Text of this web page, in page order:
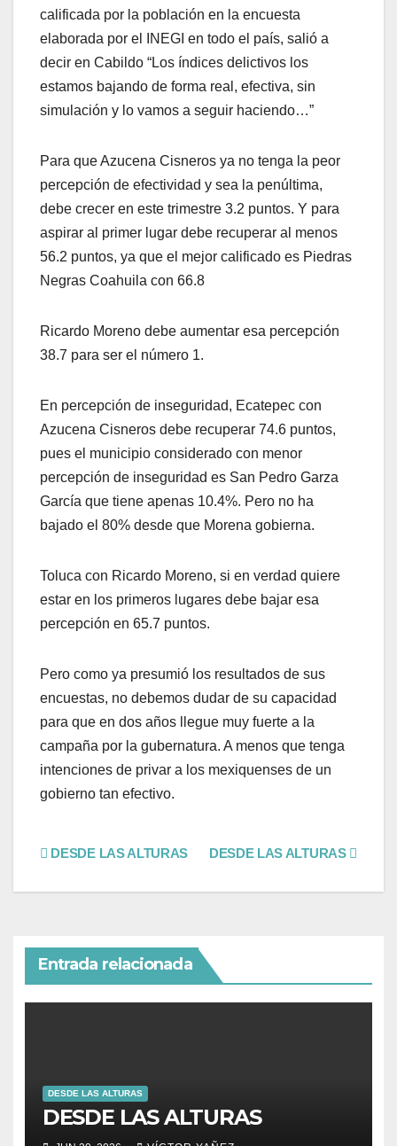
calificada por la población en la encuesta
elaborada por el INEGI en todo el país, salió a
decir en Cabildo “Los índices delictivos los
estamos bajando de forma real, efectiva, sin
simulación y lo vamos a seguir haciendo…”
Para que Azucena Cisneros ya no tenga la peor
percepción de efectividad y sea la penúltima,
debe crecer en este trimestre 3.2 puntos. Y para
aspirar al primer lugar debe recuperar al menos
56.2 puntos, ya que el mejor calificado es Piedras
Negras Coahuila con 66.8
Ricardo Moreno debe aumentar esa percepción
38.7 para ser el número 1.
En percepción de inseguridad, Ecatepec con
Azucena Cisneros debe recuperar 74.6 puntos,
pues el municipio considerado con menor
percepción de inseguridad es San Pedro Garza
García que tiene apenas 10.4%. Pero no ha
bajado el 80% desde que Morena gobierna.
Toluca con Ricardo Moreno, si en verdad quiere
estar en los primeros lugares debe bajar esa
percepción en 65.7 puntos.
Pero como ya presumió los resultados de sus
encuestas, no debemos dudar de su capacidad
para que en dos años llegue muy fuerte a la
campaña por la gubernatura. A menos que tenga
intenciones de privar a los mexiquenses de un
gobierno tan efectivo.
DESDE LAS ALTURAS
DESDE LAS ALTURAS
Entrada relacionada
DESDE LAS ALTURAS
DESDE LAS ALTURAS